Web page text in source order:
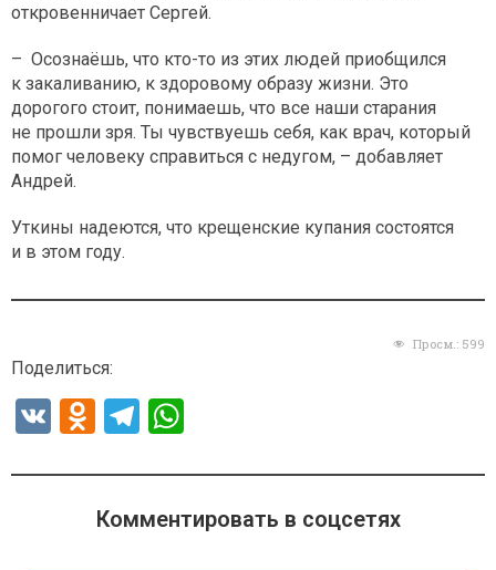
откровенничает Сергей.
– Осознаёшь, что кто-то из этих людей приобщился
к закаливанию, к здоровому образу жизни. Это
дорогого стоит, понимаешь, что все наши старания
не прошли зря. Ты чувствуешь себя, как врач, который
помог человеку справиться с недугом, – добавляет
Андрей.
Уткины надеются, что крещенские купания состоятся
и в этом году.
Просм.: 599
Поделиться:
V
O
n
o
T
e
gr
at
s
Комментировать в соцсетях